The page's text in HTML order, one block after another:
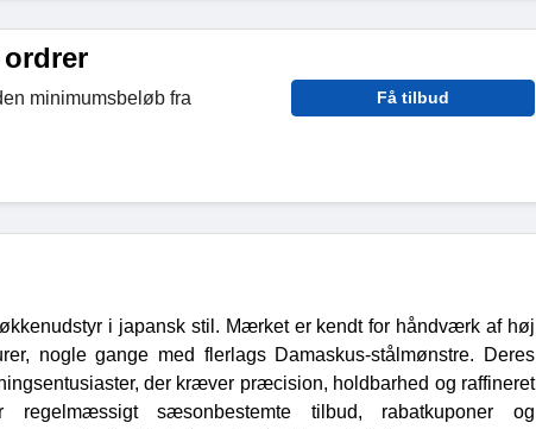
minimumsbeløb fra
Få tilbud
i japansk stil. Mærket er kendt for håndværk af høj
nogle gange med flerlags Damaskus-stålmønstre. Deres
der kræver præcision, holdbarhed og raffineret
regelmæssigt sæsonbestemte tilbud, rabatkuponer og